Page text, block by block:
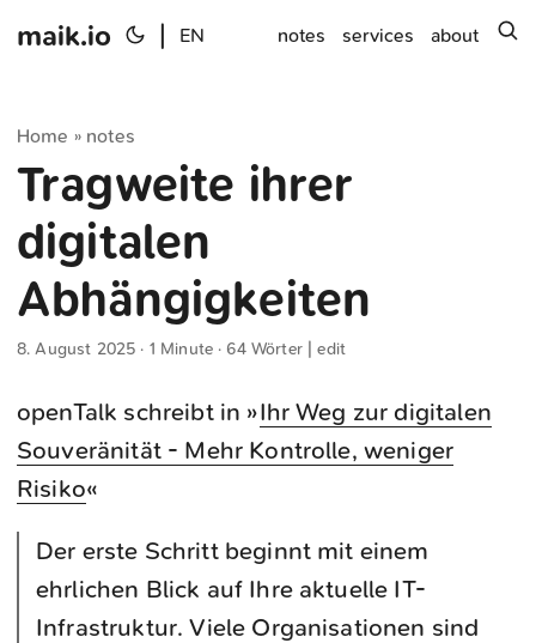
maik.io EN notes services about
Home » notes
Tragweite ihrer
digitalen
Abhängigkeiten
8. August 2025 · 1 Minute · 64 Wörter |edit
openTalk schreibt in »Ihr Weg zur digitalen
Souveränität - Mehr Kontrolle, weniger
Risiko«
Der erste Schritt beginnt mit einem
ehrlichen Blick auf Ihre aktuelle IT-
Infrastruktur. Viele Organisationen sind